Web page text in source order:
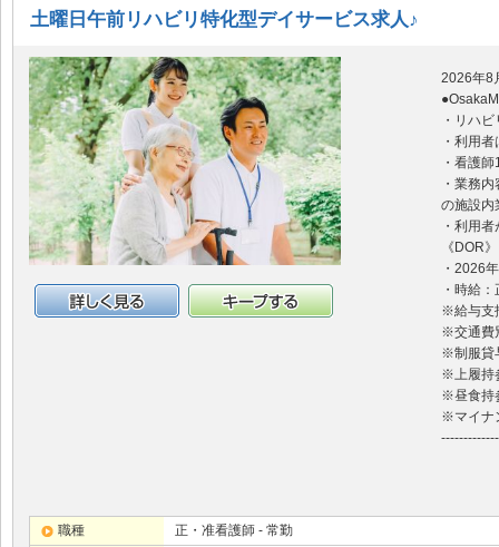
土曜日午前リハビリ特化型デイサービス求人♪
2026年8
・リハ
・利用
・看護
・業務
の施設内
・利用
《DOR
・2026
・時給
※給与支
※交通費
※制服貸
※上履持
※昼食持
※マイナ
職種
正・准看護師 - 常勤